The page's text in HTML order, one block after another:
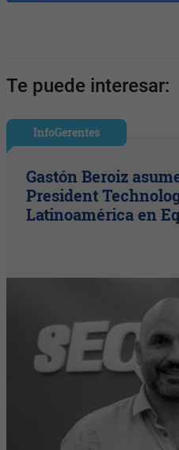
Te puede interesar:
InfoGerentes
Gastón Beroiz
President
Latinoamérica en